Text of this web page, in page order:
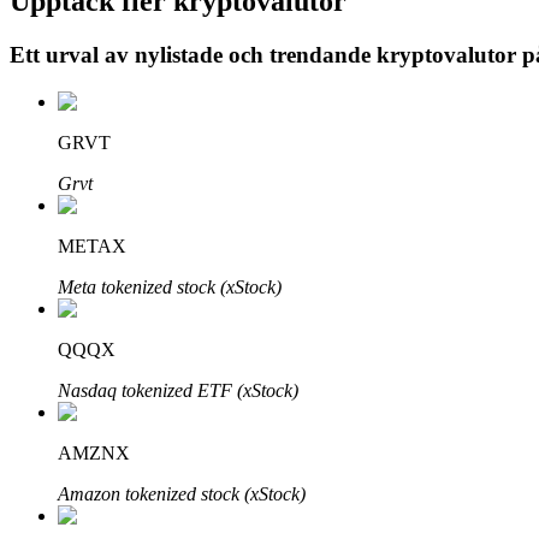
Exklusiva investeringar för BTR-innehavare
Lån
Kryptostödd lånetjänst
Ett urval av nylistade och trendande kryptovalutor
GRVT
Grvt
METAX
Meta tokenized stock (xStock)
QQQX
Nasdaq tokenized ETF (xStock)
AMZNX
Amazon tokenized stock (xStock)